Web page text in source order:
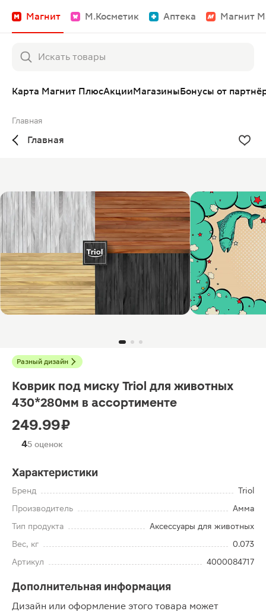
Магнит М.Косметик Аптека Магнит
Карта Магнит ПлюсАкцииМагазиныБонусы от
Главная
Главная
Разный дизайн
Коврик под миску Triol для животных
430*280мм в ассортименте
249.99 ₽
45 оценок
Характеристики
Бренд
Triol
Производитель
Амма
Тип продукта
Аксессуары для животных
Вес, кг
0.073
Артикул
4000084717
Дополнительная информация
Дизайн или оформление этого товара может